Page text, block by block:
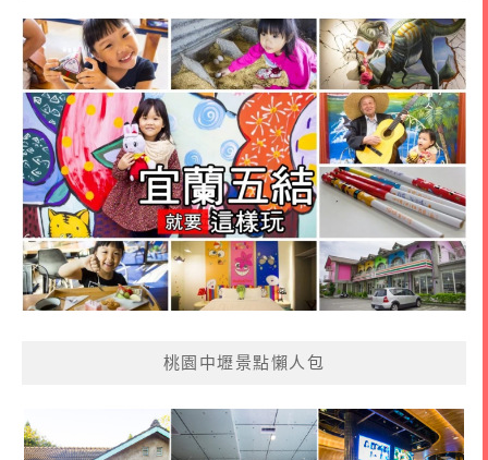
桃園中壢景點懶人包